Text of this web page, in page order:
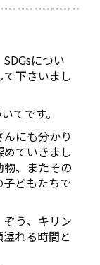
につい
下さいまし
てです。
にも分かり
ていきまし
、またその
どもたちで
う、キリン
れる時間と